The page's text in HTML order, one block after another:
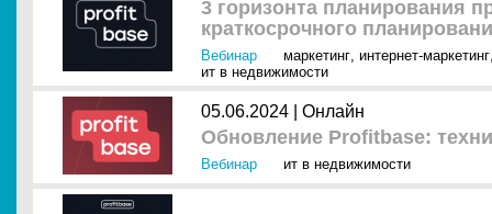
3 горизонта планирования
краткосрочного
Вебинар маркетинг, интернет-маркетинг
ит в недвижимости
05.06.2024 | Онлайн
Обновление Profitbase:
Вебинар ит в недвижимости